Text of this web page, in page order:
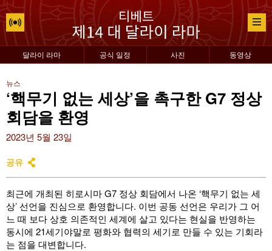
달라이 라마 공식 일정 사진 동영상
뉴스
‘핵무기 없는 세상’을 촉구한 G7 정상
회담을 환영
2023년 5월 23일
공유
최근에 개최된 히로시마 G7 정상 회담에서 나온 ‘핵무기 없는 세
상’ 선언을 진심으로 환영합니다. 이번 공동 선언은 우리가 그 어
느 때 보다 상호 의존적인 세계에 살고 있다는 현실을 반영하는
동시에 21세기야말로 평화와 협력의 세기로 만들 수 있는 기회라
는 점을 대변합니다.